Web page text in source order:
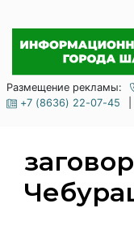
Размещение рекламы:
+7 (8636) 22-07-45